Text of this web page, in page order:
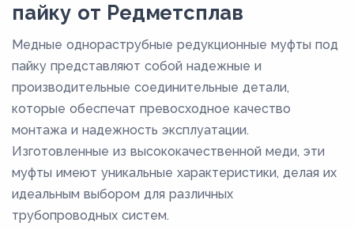
пайку от Редметсплав
Медные однораструбные редукционные муфты под
пайку представляют собой надежные и
производительные соединительные детали,
которые обеспечат превосходное качество
монтажа и надежность эксплуатации.
Изготовленные из высококачественной меди, эти
муфты имеют уникальные характеристики, делая их
идеальным выбором для различных
трубопроводных систем.